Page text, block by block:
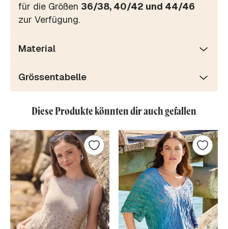
für die Größen 36/38, 40/42 und 44/46
zur Verfügung.
Material
Grössentabelle
Diese Produkte könnten dir auch gefallen